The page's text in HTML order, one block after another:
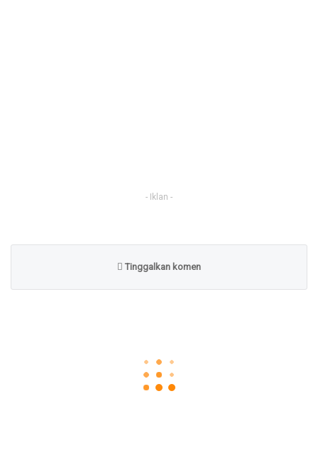
- Iklan -
Tinggalkan komen